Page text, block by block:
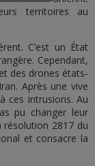
territoires au
C’est un État
Cependant,
des drones états-
Après une vive
ces intrusions. Au
pu changer leur
résolution 2817 du
et consacre la